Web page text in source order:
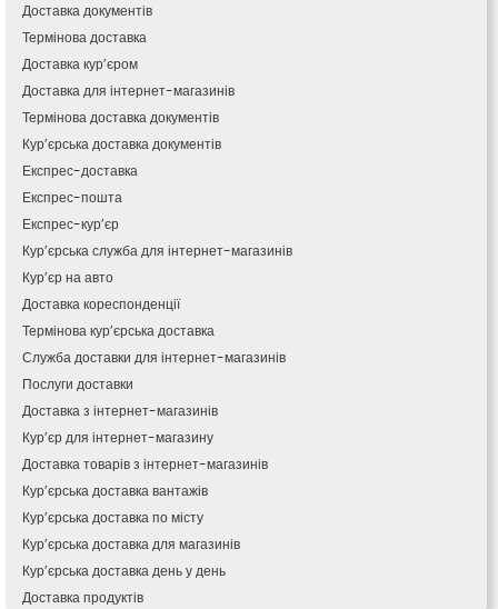
Доставка документів
Термінова доставка
Доставка кур’єром
Доставка для інтернет-магазинів
Термінова доставка документів
Кур’єрська доставка документів
Експрес-доставка
Експрес-пошта
Експрес-кур’єр
Кур’єрська служба для інтернет-магазинів
Кур’єр на авто
Доставка кореспонденції
Термінова кур’єрська доставка
Служба доставки для інтернет-магазинів
Послуги доставки
Доставка з інтернет-магазинів
Кур’єр для інтернет-магазину
Доставка товарів з інтернет-магазинів
Кур’єрська доставка вантажів
Кур’єрська доставка по місту
Кур’єрська доставка для магазинів
Кур’єрська доставка день у день
Доставка продуктів
Кам’янка
Кам’янське
Канів
Козятин
Київ
Кобеляки
Коцюбинське
Конотоп
Коростень
Корсунь-Шевченківський
Костопіль
Ковель
Козин
Красноград
Кременчук
Кременець
Кривий Ріг
Кролевець
Кропивницький
Крихівці
Крюківщина
Крижанівка
Ладижин